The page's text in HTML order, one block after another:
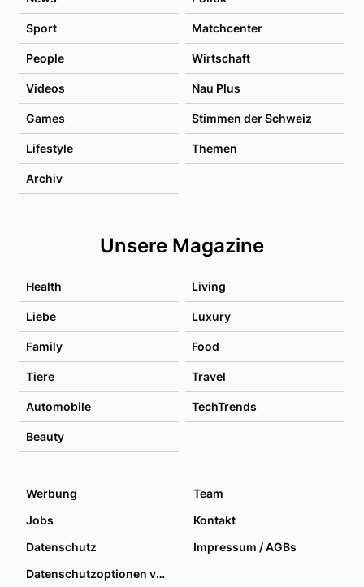
Sport Matchcenter
People Wirtschaft
Videos Nau Plus
Games Stimmen der Schweiz
Lifestyle Themen
Archiv
Unsere Magazine
Health Living
Liebe Luxury
Family Food
Tiere Travel
Automobile TechTrends
Beauty
Werbung
Team
Jobs
Kontakt
Datenschutz
Impressum / AGBs
Datenschutzoptionen verwalten